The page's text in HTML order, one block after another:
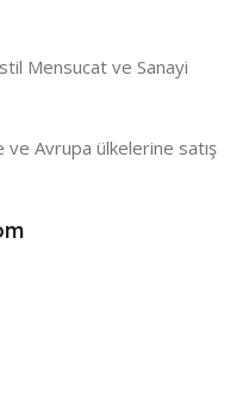
Mensucat ve Sanayi
ve Avrupa ülkelerine satış